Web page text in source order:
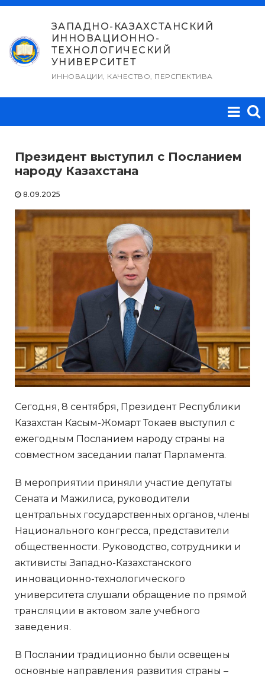
Перейти
содержимому
ЗАПАДНО-КАЗАХСТАНСКИЙ
ИННОВАЦИОННО-
ТЕХНОЛОГИЧЕСКИЙ
УНИВЕРСИТЕТ
ИННОВАЦИИ, КАЧЕСТВО, ПЕРСПЕКТИВА
Президент выступил с Посланием
народу Казахстана
8.09.2025
Сегодня, 8 сентября, Президент Республики
Казахстан Касым-Жомарт Токаев выступил с
ежегодным Посланием народу страны на
совместном заседании палат Парламента.
В мероприятии приняли участие депутаты
Сената и Мажилиса, руководители
центральных государственных органов, члены
Национального конгресса, представители
общественности. Руководство, сотрудники и
активисты Западно-Казахстанского
инновационно-технологического
университета слушали обращение по прямой
трансляции в актовом зале учебного
заведения.
В Послании традиционно были освещены
основные направления развития страны –